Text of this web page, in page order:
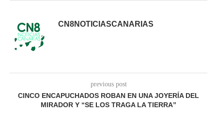
CN8NOTICIASCANARIAS
previous post
CINCO ENCAPUCHADOS ROBAN EN UNA JOYERÍA DEL
MIRADOR Y “SE LOS TRAGA LA TIERRA”